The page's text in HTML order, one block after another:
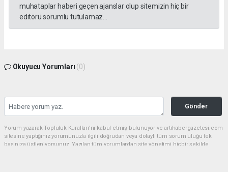
muhataplar haberi geçen ajanslar olup sitemizin hiç bir
editörü sorumlu tutulamaz...
Okuyucu Yorumları (0)
Gönder
Yorum yazarak Topluluk Kuralları’nı kabul etmiş bulunuyor ve artihabergazetesi.com
sitesine yaptığınız yorumunuzla ilgili doğrudan veya dolaylı tüm sorumluluğu tek
başınıza üstleniyorsunuz. Yazılan tüm yorumlardan site yönetimi hiçbir şekilde